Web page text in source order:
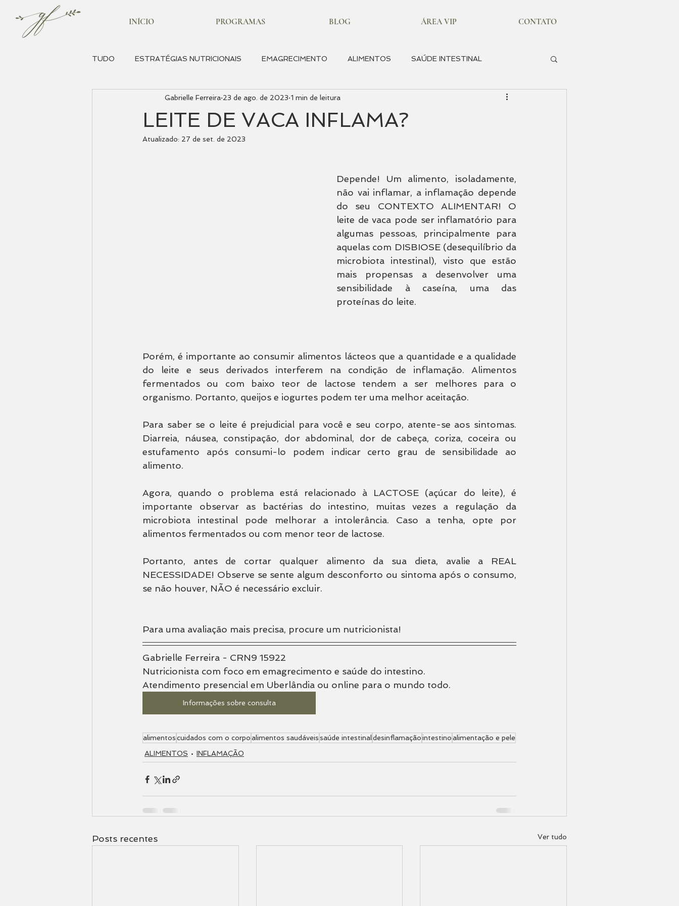
INÍCIO PROGRAMAS BLOG ÁREA VIP CONTATO
TUDO ESTRATÉGIAS NUTRICIONAIS EMAGRECIMENTO ALIMENTOS SAÚDE INTESTINAL
SUPLEMENTAÇÃO HÁBITOS SAUDÁVEIS SAÚDE FEMININA
LEITE DE VACA INFLAMA?
Gabrielle Ferreira 23 de ago. de 2023 1 min de leitura
Atualizado: 27 de set. de 2023
Depende! Um alimento, isoladamente,
não vai inflamar, a inflamação depende
do seu CONTEXTO ALIMENTAR! O
leite de vaca pode ser inflamatório para
algumas pessoas, principalmente para
aquelas com DISBIOSE (desequilíbrio da
microbiota intestinal), visto que estão
mais propensas a desenvolver uma
sensibilidade à caseína, uma das
proteínas do leite.
Porém, é importante ao consumir alimentos lácteos que a quantidade e a qualidade
do leite e seus derivados interferem na condição de inflamação. Alimentos
fermentados ou com baixo teor de lactose tendem a ser melhores para o
organismo. Portanto, queijos e iogurtes podem ter uma melhor aceitação.
Para saber se o leite é prejudicial para você e seu corpo, atente-se aos sintomas.
Diarreia, náusea, constipação, dor abdominal, dor de cabeça, coriza, coceira ou
estufamento após consumi-lo podem indicar certo grau de sensibilidade ao
alimento.
Agora, quando o problema está relacionado à LACTOSE (açúcar do leite), é
importante observar as bactérias do intestino, muitas vezes a regulação da
microbiota intestinal pode melhorar a intolerância. Caso a tenha, opte por
alimentos fermentados ou com menor teor de lactose.
Portanto, antes de cortar qualquer alimento da sua dieta, avalie a REAL
NECESSIDADE! Observe se sente algum desconforto ou sintoma após o consumo,
se não houver, NÃO é necessário excluir.
Para uma avaliação mais precisa, procure um nutricionista!
Gabrielle Ferreira - CRN9 15922
Nutricionista com foco em emagrecimento e saúde do intestino.
Atendimento presencial em Uberlândia ou online para o mundo todo.
Informações sobre consulta
alimentoscuidados com o corpoalimentos saudáveissaúde intestinaldesinflamaçãointestinoalimentação e pele
ALIMENTOS
INFLAMAÇÃO
Posts recentes Ver tudo